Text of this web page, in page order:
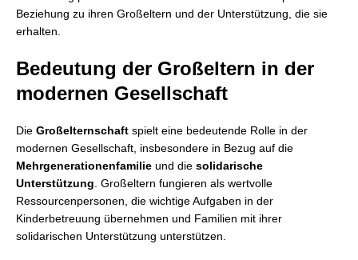
Beziehung zu ihren Großeltern und der Unterstützung, die sie
erhalten.
Bedeutung der Großeltern in der
modernen Gesellschaft
Die Großelternschaft spielt eine bedeutende Rolle in der
modernen Gesellschaft, insbesondere in Bezug auf die
Mehrgenerationenfamilie und die solidarische
Unterstützung . Großeltern fungieren als wertvolle
Ressourcenpersonen, die wichtige Aufgaben in der
Kinderbetreuung übernehmen und Familien mit ihrer
solidarischen Unterstützung unterstützen.